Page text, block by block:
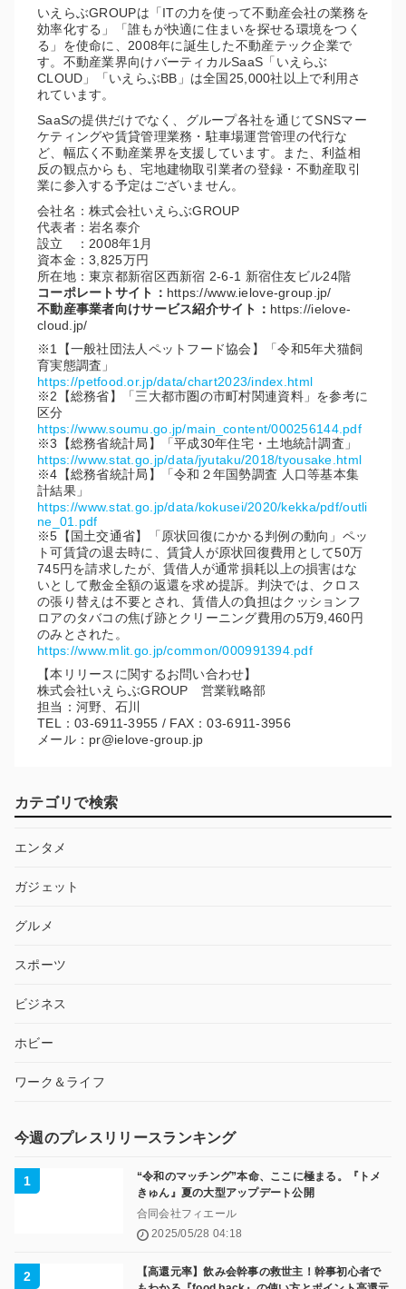
いえらぶGROUPは「ITの力を使って不動産会社の業務を
効率化する」「誰もが快適に住まいを探せる環境をつく
る」を使命に、2008年に誕生した不動産テック企業で
す。不動産業界向けバーティカルSaaS「いえらぶ
CLOUD」「いえらぶBB」は全国25,000社以上で利用さ
れています。
SaaSの提供だけでなく、グループ各社を通じてSNSマー
ケティングや賃貸管理業務・駐車場運営管理の代行な
ど、幅広く不動産業界を支援しています。また、利益相
反の観点からも、宅地建物取引業者の登録・不動産取引
業に参入する予定はございません。
会社名：株式会社いえらぶGROUP
代表者：岩名泰介
設立 ：2008年1月
資本金：3,825万円
所在地：東京都新宿区西新宿 2-6-1 新宿住友ビル24階
コーポレートサイト： https://www.ielove-group.jp/
不動産事業者向けサービス紹介サイト： https://ielove-
cloud.jp/
※1【一般社団法人ペットフード協会】「令和5年犬猫飼
育実態調査」
https://petfood.or.jp/data/chart2023/index.html
※2【総務省】「三大都市圏の市町村関連資料」を参考に
区分
https://www.soumu.go.jp/main_content/000256144.pdf
※3【総務省統計局】「平成30年住宅・土地統計調査」
https://www.stat.go.jp/data/jyutaku/2018/tyousake.html
※4【総務省統計局】「令和２年国勢調査 人口等基本集
計結果」
https://www.stat.go.jp/data/kokusei/2020/kekka/pdf/outli
ne_01.pdf
※5【国土交通省】「原状回復にかかる判例の動向」ペッ
ト可賃貸の退去時に、賃貸人が原状回復費用として50万
745円を請求したが、賃借人が通常損耗以上の損害はな
いとして敷金全額の返還を求め提訴。判決では、クロス
の張り替えは不要とされ、賃借人の負担はクッションフ
ロアのタバコの焦げ跡とクリーニング費用の5万9,460円
のみとされた。
https://www.mlit.go.jp/common/000991394.pdf
【本リリースに関するお問い合わせ】
株式会社いえらぶGROUP 営業戦略部
担当：河野、石川
TEL：03-6911-3955 / FAX：03-6911-3956
メール：pr@ielove-group.jp
カテゴリで検索
エンタメ
ガジェット
グルメ
スポーツ
ビジネス
ホビー
ワーク＆ライフ
今週のプレスリリースランキング
“令和のマッチング”本命、ここに極まる。『トメ
きゅん』夏の大型アップデート公開
合同会社フィエール
2025/05/28 04:18
【高還元率】飲み会幹事の救世主！幹事初心者で